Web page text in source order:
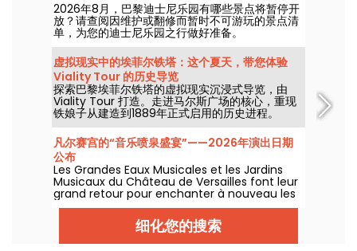
2026年8月，巴黎迪士尼乐园有哪些景点将暂停开
放？请查阅因维护或翻修而暂时不可游玩的景点清
单，为您的迪士尼乐园之行做好准备。
虚拟现实中的埃菲尔铁塔：这个夏天，带您体验
Viality Tour 的历史导览
探索巴黎埃菲尔铁塔的虚拟现实沉浸式导览，由
Viality Tour 打造。走进马尔斯广场的核心，重现
铁娘子从建造到1889年正式启用的历史进程。
2026年3月31日，推出了更贴近真实的新版本。为
此，我们还为你准备了专属促销码！为应对高温天
气，所有导览均安排在阴影处进行。
凡尔赛宫的“音乐喷泉盛宴”——2026年演出日期
公布
Les Grandes Eaux Musicales et les Jardins
Musicaux du Château de Versailles font leur
grand retour pour enchanter à nouveau les
fontaines et bassins du jardin en cette
nouvelle saison. Du 1er avril au 1er novembre
2026, les visiteurs peuvent flâner autour des
bosquets et des fontaines, accompagnés
细化您的搜索